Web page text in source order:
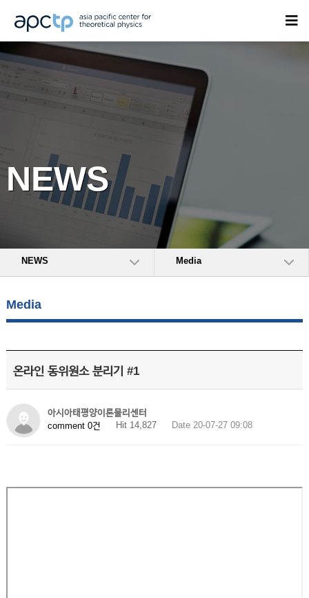
NEWS
NEWS Media
Media
온라인 동위원소 분리기 #1
아시아태평양이론물리센터
comment 0건
Hit 14,827 Date 20-07-27 09:08